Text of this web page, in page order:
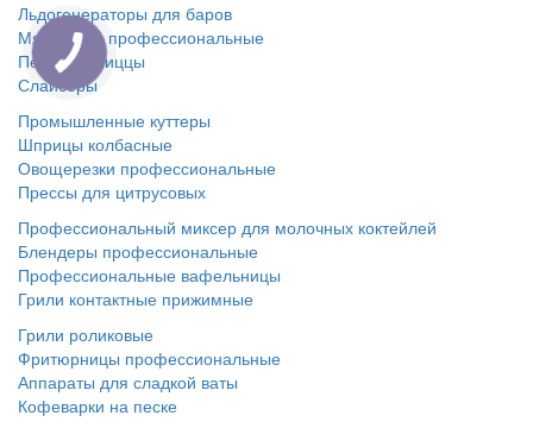
Льдогенераторы для баров
Мясорубки профессиональные
Печи для пиццы
Слайсеры
Промышленные куттеры
Шприцы колбасные
Овощерезки профессиональные
Прессы для цитрусовых
Профессиональный миксер для молочных коктейлей
Блендеры профессиональные
Профессиональные вафельницы
Грили контактные прижимные
Грили роликовые
Фритюрницы профессиональные
Аппараты для сладкой ваты
Кофеварки на песке